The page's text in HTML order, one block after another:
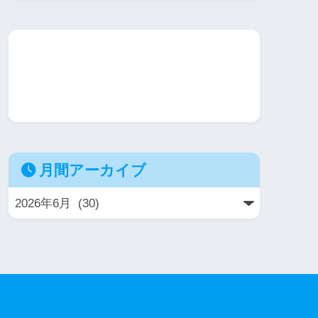
月間アーカイブ